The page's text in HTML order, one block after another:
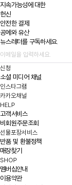
지속가능성에 대한
헌신
안전한 결제
공예와 유산
뉴스레터를 구독하세요.
신청
소셜 미디어 채널
인스타그램
카카오채널
HELP
고객서비스
비회원주문조회
선물포장서비스
반품 및 환불정책
매장찾기
SHOP
멤버십안내
이용약관